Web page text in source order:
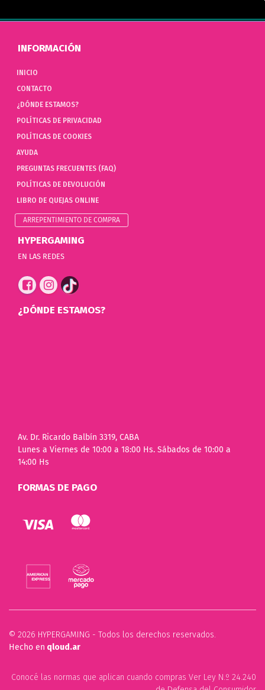
INFORMACIÓN
INICIO
CONTACTO
¿DÓNDE ESTAMOS?
POLÍTICAS DE PRIVACIDAD
POLÍTICAS DE COOKIES
AYUDA
PREGUNTAS FRECUENTES (FAQ)
POLÍTICAS DE DEVOLUCIÓN
LIBRO DE QUEJAS ONLINE
ARREPENTIMIENTO DE COMPRA
HYPERGAMING
EN LAS REDES
¿DÓNDE ESTAMOS?
Av. Dr. Ricardo Balbín 3319, CABA
Lunes a Viernes de 10:00 a 18:00 Hs. Sábados de 10:00 a
14:00 Hs
FORMAS DE PAGO
© 2026 HYPERGAMING - Todos los derechos reservados.
Hecho en qloud.ar
Conocé las normas que aplican cuando compras Ver Ley N.º 24.240